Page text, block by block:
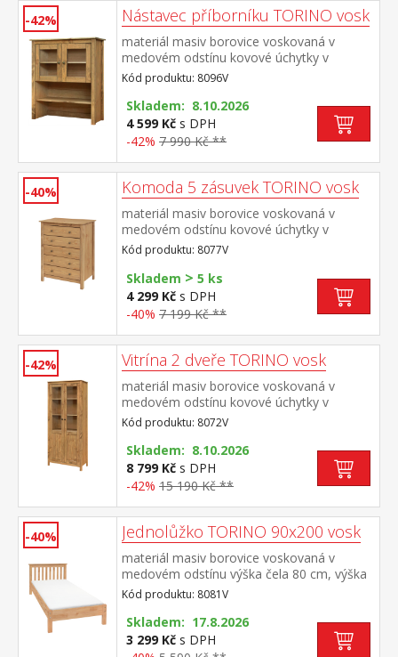
-42% Nástavec příborníku TORINO vosk
materiál masiv borovice voskovaná v
medovém odstínu kovové úchytky v
barevném provedení černěná mosaz 2
prosklené dveře, 1 police nástavec
příborníku 8095V
Kód produktu: 8096V
Skladem: 8.10.2026
4 599 Kč s DPH
-42% 7 990 Kč **
-40% Komoda 5 zásuvek TORINO vosk
materiál masiv borovice voskovaná v
medovém odstínu kovové úchytky v
barevném provedení černěná mosaz pět
zásuvek s kovovými pojezdy
Kód produktu: 8077V
Skladem > 5 ks
4 299 Kč s DPH
-40% 7 199 Kč **
-42% Vitrína 2 dveře TORINO vosk
materiál masiv borovice voskovaná v
medovém odstínu kovové úchytky v
barevném provedení černěná mosaz dvoje
částečně prosklené dveře, čtyři police
Kód produktu: 8072V
Skladem: 8.10.2026
8 799 Kč s DPH
-42% 15 190 Kč **
-40% Jednolůžko TORINO 90x200 vosk
materiál masiv borovice voskovaná v
medovém odstínu výška čela 80 cm, výška
sedu 38 cm, cena bez roštu a
matrace minimální doporučená výška
matrace 15 cm doporučený rozměr
matrace 90 × 200 cm a rošt R1 doporučená
Kód produktu: 8081V
Skladem: 17.8.2026
3 299 Kč s DPH